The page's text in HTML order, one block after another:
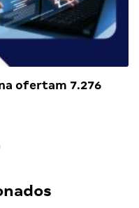
ofertam 7.276